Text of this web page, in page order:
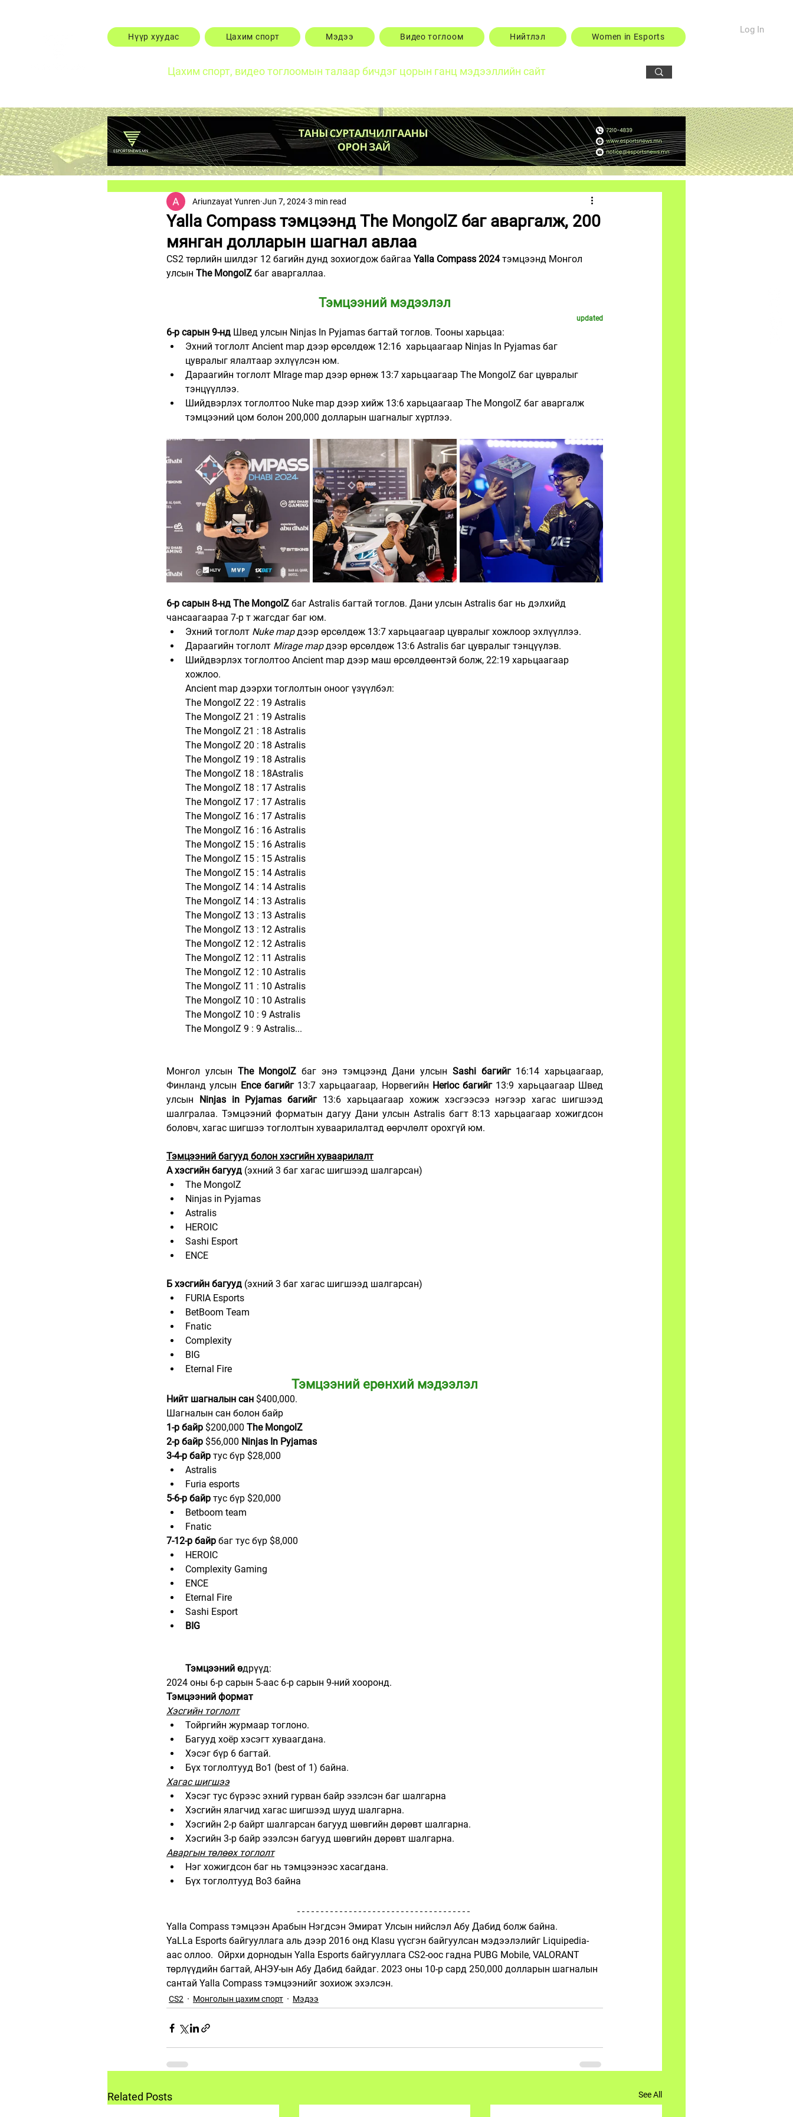
Нүүр хуудас Цахим спорт Мэдээ Видео тоглоом Нийтлэл Women in Esports
Log In
Цахим спорт, видео тоглоомын талаар бичдэг цорын ганц мэдээллийн сайт
Yalla Compass тэмцээнд The MongolZ баг аваргалж, 200
мянган долларын шагнал авлаа
Ariunzayat Yunren Jun 7, 2024 3 min read
CS2 төрлийн шилдэг 12 багийн дунд зохиогдож байгаа Yalla Compass 2024 тэмцээнд Монгол
улсын The MongolZ баг аваргаллаа.
Тэмцээний мэдээлэл
updated
6-р сарын 9-нд Швед улсын Ninjas In Pyjamas багтай тоглов. Тооны харьцаа:
Эхний тоглолт Ancient map дээр өрсөлдөж 12:16  харьцаагаар Ninjas In Pyjamas баг
цувралыг ялалтаар эхлүүлсэн юм.
Дараагийн тоглолт MIrage map дээр өрнөж 13:7 харьцаагаар The MongolZ баг цувралыг
тэнцүүллээ.
Шийдвэрлэх тоглолтоо Nuke map дээр хийж 13:6 харьцаагаар The MongolZ баг аваргалж
тэмцээний цом болон 200,000 долларын шагналыг хүртлээ.
6-р сарын 8-нд The MongolZ баг Astralis багтай тоглов. Дани улсын Astralis баг нь дэлхийд
чансаагаараа 7-р т жагсдаг баг юм.
Эхний тоглолт Nuke map дээр өрсөлдөж 13:7 харьцаагаар цувралыг хожлоор эхлүүллээ.
Дараагийн тоглолт Mirage map дээр өрсөлдөж 13:6 Astralis баг цувралыг тэнцүүлэв.
Шийдвэрлэх тоглолтоо Ancient map дээр маш өрсөлдөөнтэй болж, 22:19 харьцаагаар
хожлоо.
Ancient map дээрхи тоглолтын оноог үзүүлбэл:
The MongolZ 22 : 19 Astralis
The MongolZ 21 : 19 Astralis
The MongolZ 21 : 18 Astralis
The MongolZ 20 : 18 Astralis
The MongolZ 19 : 18 Astralis
The MongolZ 18 : 18Astralis
The MongolZ 18 : 17 Astralis
The MongolZ 17 : 17 Astralis
The MongolZ 16 : 17 Astralis
The MongolZ 16 : 16 Astralis
The MongolZ 15 : 16 Astralis
The MongolZ 15 : 15 Astralis
The MongolZ 15 : 14 Astralis
The MongolZ 14 : 14 Astralis
The MongolZ 14 : 13 Astralis
The MongolZ 13 : 13 Astralis
The MongolZ 13 : 12 Astralis
The MongolZ 12 : 12 Astralis
The MongolZ 12 : 11 Astralis
The MongolZ 12 : 10 Astralis
The MongolZ 11 : 10 Astralis
The MongolZ 10 : 10 Astralis
The MongolZ 10 : 9 Astralis
The MongolZ 9 : 9 Astralis...
Монгол улсын The MongolZ баг энэ тэмцээнд Дани улсын Sashi багийг 16:14 харьцаагаар,
Финланд улсын Ence багийг 13:7 харьцаагаар, Норвегийн Herioc багийг 13:9 харьцаагаар Швед
улсын Ninjas in Pyjamas багийг 13:6 харьцаагаар хожиж хэсгээсээ нэгээр хагас шигшээд
шалгралаа. Тэмцээний форматын дагуу Дани улсын Astralis багт 8:13 харьцаагаар хожигдсон
боловч, хагас шигшээ тоглолтын хуваарилалтад өөрчлөлт орохгүй юм.
Тэмцээний багууд болон хэсгийн хуваарилалт
А хэсгийн багууд (эхний 3 баг хагас шигшээд шалгарсан)
The MongolZ
Ninjas in Pyjamas
Astralis
HEROIC
Sashi Esport
ENCE
Б хэсгийн багууд (эхний 3 баг хагас шигшээд шалгарсан)
FURIA Esports
BetBoom Team
Fnatic
Complexity
BIG
Eternal Fire
Тэмцээний ерөнхий мэдээлэл
Нийт шагналын сан $400,000.
Шагналын сан болон байр
1-р байр $200,000 The MongolZ
2-р байр $56,000 Ninjas In Pyjamas
3-4-р байр тус бүр $28,000
Astralis
Furia esports
5-6-р байр тус бүр $20,000
Betboom team
Fnatic
7-12-р байр баг тус бүр $8,000
HEROIC
Complexity Gaming
ENCE
Eternal Fire
Sashi Esport
BIG
Тэмцээний өдрүүд:
2024 оны 6-р сарын 5-аас 6-р сарын 9-ний хооронд.
Тэмцээний формат
Хэсгийн тоглолт
Тойргийн журмаар тоглоно.
Багууд хоёр хэсэгт хуваагдана.
Хэсэг бүр 6 багтай.
Бүх тоглолтууд Bo1 (best of 1) байна.
Хагас шигшээ
Хэсэг тус бүрээс эхний гурван байр эзэлсэн баг шалгарна
Хэсгийн ялагчид хагас шигшээд шууд шалгарна.
Хэсгийн 2-р байрт шалгарсан багууд шөвгийн дөрөвт шалгарна.
Хэсгийн 3-р байр эзэлсэн багууд шөвгийн дөрөвт шалгарна.
Аваргын төлөөх тоглолт
Нэг хожигдсон баг нь тэмцээнээс хасагдана.
Бүх тоглолтууд Bo3 байна
Yalla Compass тэмцээн Арабын Нэгдсэн Эмират Улсын нийслэл Абу Дабид болж байна.
YaLLa Esports байгууллага аль дээр 2016 онд Klasu үүсгэн байгуулсан мэдээлэлийг Liquipedia-
аас оллоо.  Ойрхи дорнодын Yalla Esports байгууллага CS2-оос гадна PUBG Mobile, VALORANT
төрлүүдийн багтай, АНЭУ-ын Абу Дабид байдаг. 2023 оны 10-р сард 250,000 долларын шагналын
сантай Yalla Compass тэмцээнийг зохиож эхэлсэн.
CS2 Монголын цахим спорт Мэдээ
Related Posts See All